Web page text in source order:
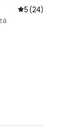
Prosječna ocjena:
5 (24)